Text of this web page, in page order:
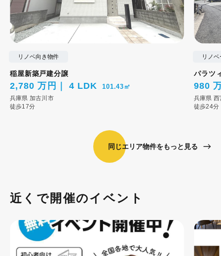
リノベ向き物件
稲屋新築戸建分譲
2,780 万円 4 LDK 101.43㎡
兵庫県 加古川市
徒歩17分
リノ
パラツ
980
兵庫県 西
徒歩24分
同じエリア物件をもっと見る
近くで開催のイベント